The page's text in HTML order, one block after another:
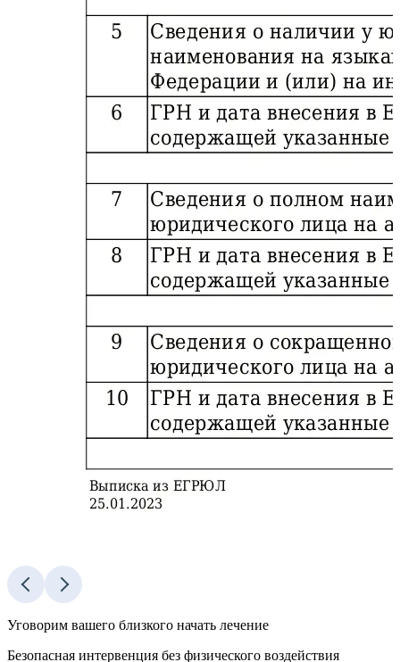
Уговорим вашего близкого начать лечение
Безопасная интервенция без физического воздействия